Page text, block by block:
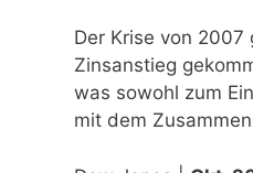
Der Krise von
Zinsanstieg
was sowohl zum
mit dem